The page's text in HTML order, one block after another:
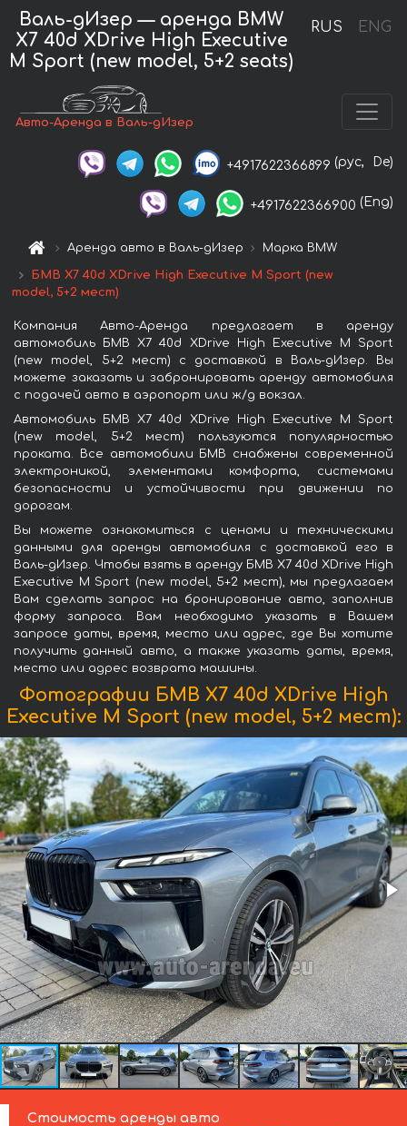
RUS ENG
Валь-дИзер — аренда BMW
X7 40d XDrive High Executive
M Sport (new model, 5+2 seats)
Авто-Аренда в Валь-дИзер
+4917622366899 (рус, De)
+4917622366900 (Eng)
Аренда авто в Валь-дИзер Марка BMW
БМВ X7 40d XDrive High Executive M Sport (new
model, 5+2 мест)
Компания Авто-Аренда предлагает в аренду
автомобиль БМВ X7 40d XDrive High Executive M Sport
(new model, 5+2 мест) с доставкой в Валь-дИзер. Вы
можете заказать и забронировать аренду автомобиля
с подачей авто в аэропорт или ж/д вокзал.
Автомобиль БМВ X7 40d XDrive High Executive M Sport
(new model, 5+2 мест) пользуются популярностью
проката. Все автомобили БМВ снабжены современной
электроникой, элементами комфорта, системами
безопасности и устойчивости при движении по
дорогам.
Вы можете ознакомиться с ценами и техническими
данными для аренды автомобиля с доставкой его в
Валь-дИзер. Чтобы взять в аренду БМВ X7 40d XDrive High
Executive M Sport (new model, 5+2 мест), мы предлагаем
Вам сделать запрос на бронирование авто, заполнив
форму запроса. Вам необходимо указать в Вашем
запросе даты, время, место или адрес, где Вы хотите
получить данный авто, а также указать даты, время,
место или адрес возврата машины.
Фотографии БМВ X7 40d XDrive High
Executive M Sport (new model, 5+2 мест):
Стоимость аренды авто